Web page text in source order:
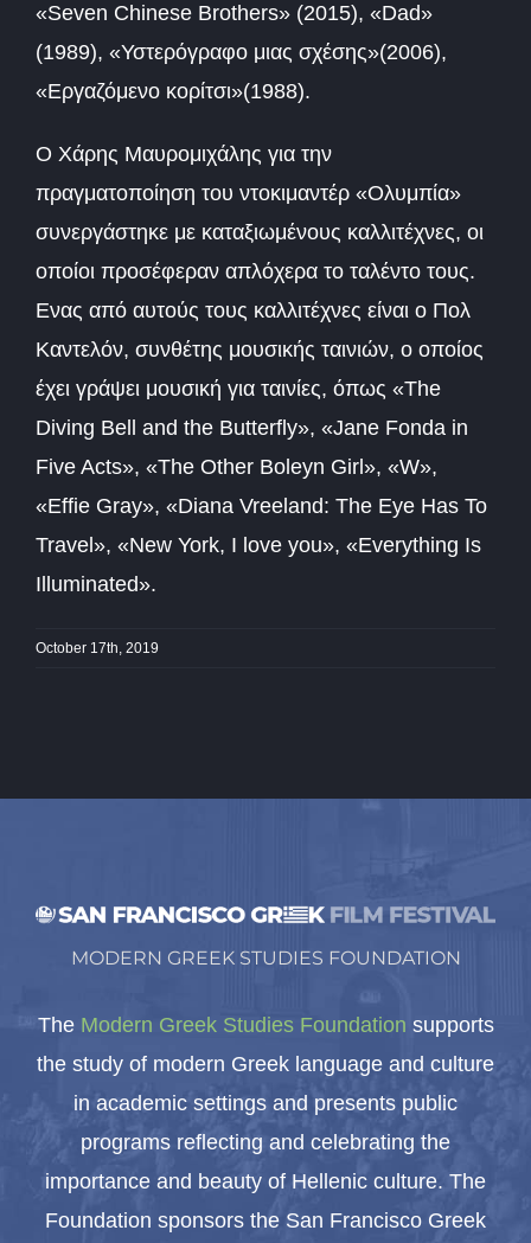
«Seven Chinese Brothers» (2015), «Dad»
(1989), «Υστερόγραφο μιας σχέσης»(2006),
«Εργαζόμενο κορίτσι»(1988).
Ο Χάρης Μαυρομιχάλης για την
πραγματοποίηση του ντοκιμαντέρ «Ολυμπία»
συνεργάστηκε με καταξιωμένους καλλιτέχνες, οι
οποίοι προσέφεραν απλόχερα το ταλέντο τους.
Ενας από αυτούς τους καλλιτέχνες είναι ο Πολ
Καντελόν, συνθέτης μουσικής ταινιών, ο οποίος
έχει γράψει μουσική για ταινίες, όπως «The
Diving Bell and the Butterfly», «Jane Fonda in
Five Acts», «The Other Boleyn Girl», «W»,
«Effie Gray», «Diana Vreeland: The Eye Has To
Travel», «New York, I love you», «Everything Is
Illuminated».
October 17th, 2019
MODERN GREEK STUDIES FOUNDATION
The Modern Greek Studies Foundation supports
the study of modern Greek language and culture
in academic settings and presents public
programs reflecting and celebrating the
importance and beauty of Hellenic culture. The
Foundation sponsors the San Francisco Greek